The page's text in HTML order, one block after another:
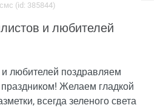
смс (id: 385844)
и любителей
любителей поздравляем
Желаем гладкой
всегда зеленого света